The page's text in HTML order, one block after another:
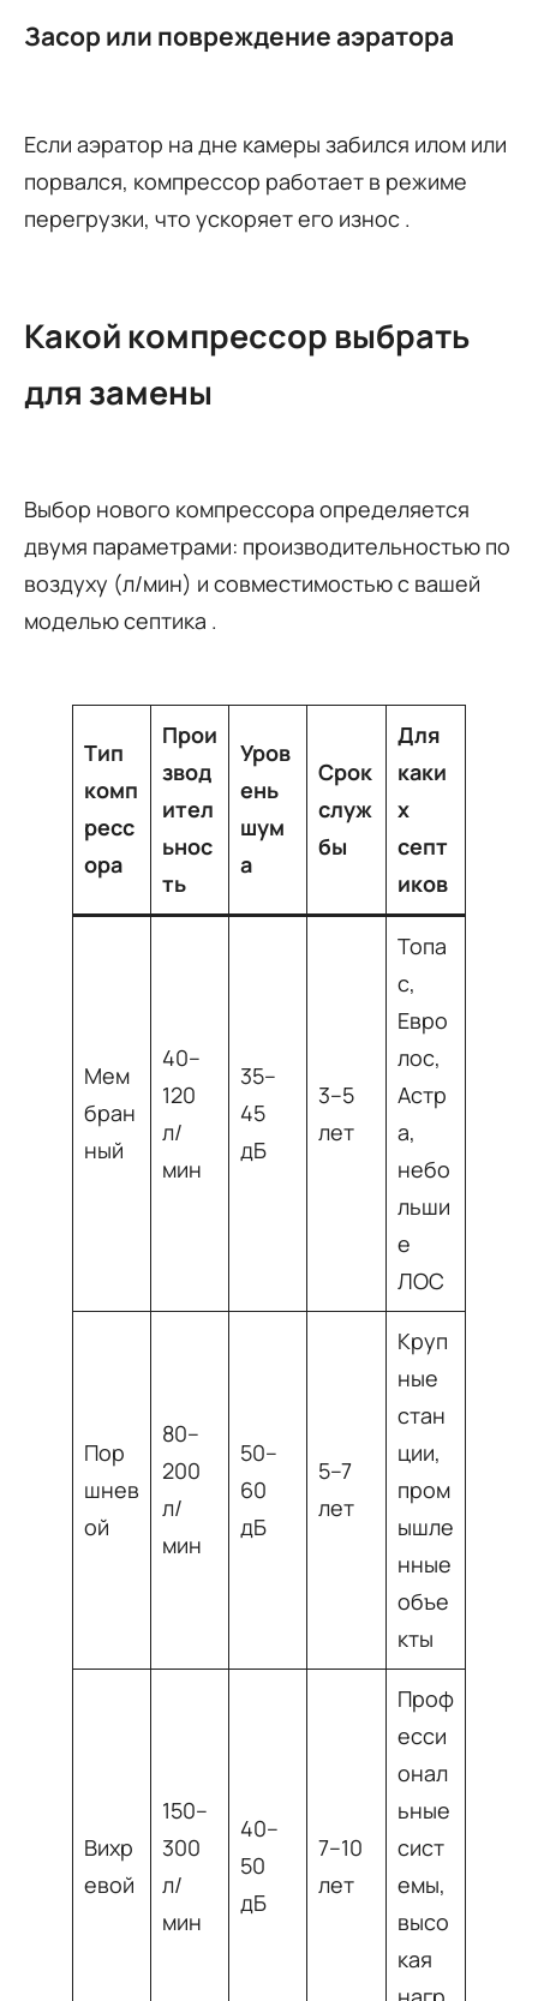
Засор или повреждение аэратора
Если аэратор на дне камеры забился илом или
порвался, компрессор работает в режиме
перегрузки, что ускоряет его износ .
Какой компрессор выбрать
для замены
Выбор нового компрессора определяется
двумя параметрами: производительностью по
воздуху (л/мин) и совместимостью с вашей
моделью септика .
Тип
комп
ресс
ора
Прои
звод
ител
ьнос
ть
Уров
ень
шум
а
Срок
служ
бы
Для
каки
х
септ
иков
Мем
бран
ный
40–
120
л/
мин
35–
45
дБ
3–5
лет
Топа
с,
Евро
лос,
Астр
а,
небо
льши
е
ЛОС
Пор
шнев
ой
80–
200
л/
мин
50–
60
дБ
5–7
лет
Круп
ные
стан
ции,
пром
ышле
нные
объе
кты
Вихр
евой
150–
300
л/
мин
40–
50
дБ
7–10
лет
Проф
есси
онал
ьные
сист
емы,
высо
кая